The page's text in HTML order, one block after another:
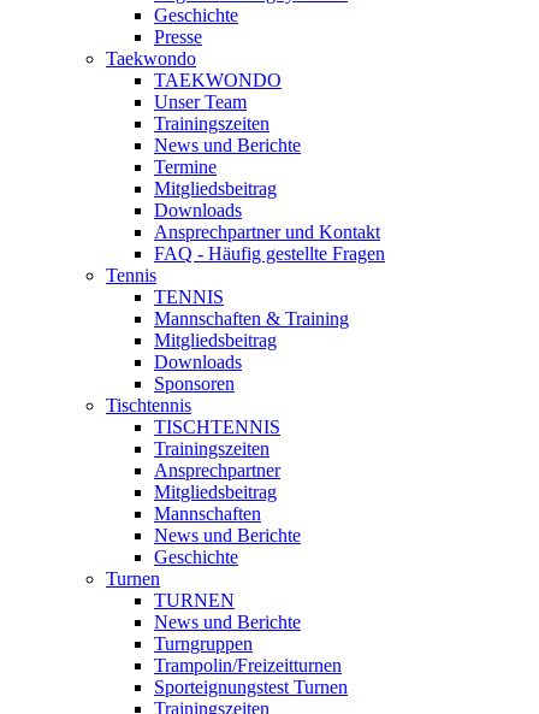
Geschichte
Presse
Taekwondo
TAEKWONDO
Unser Team
Trainingszeiten
News und Berichte
Termine
Mitgliedsbeitrag
Downloads
Ansprechpartner und Kontakt
FAQ - Häufig gestellte Fragen
Tennis
TENNIS
Mannschaften & Training
Mitgliedsbeitrag
Downloads
Sponsoren
Tischtennis
TISCHTENNIS
Trainingszeiten
Ansprechpartner
Mitgliedsbeitrag
Mannschaften
News und Berichte
Geschichte
Turnen
TURNEN
News und Berichte
Turngruppen
Trampolin/Freizeitturnen
Sporteignungstest Turnen
Trainingszeiten